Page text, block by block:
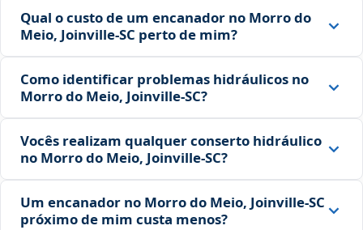
Qual o custo de um encanador no Morro do
Meio, Joinville‑SC perto de mim?
Como identificar problemas hidráulicos no
Morro do Meio, Joinville‑SC?
Vocês realizam qualquer conserto hidráulico
no Morro do Meio, Joinville‑SC?
Um encanador no Morro do Meio, Joinville‑SC
próximo de mim custa menos?